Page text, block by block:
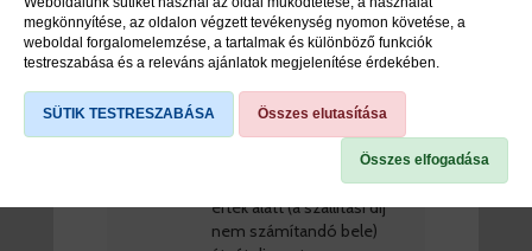
megkönnyítése, az oldalon végzett tevékenység nyomon követése, a
weboldal forgalomelemzése, a tartalmak és különböző funkciók
testreszabása és a releváns ajánlatok megjelenítése érdekében.
SÜTIK TESTRESZABÁSA Összes elutasítása
Összes elfogadása
TERMÉK SPECIFIKÁCIÓK
Cikkszám 19506342
Márka Suntour
Bruttó 5.000Ft rendelési
érték alatt (a szállítási díj
nem számítandó bele)